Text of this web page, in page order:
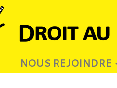
NOUS REJOINDRE